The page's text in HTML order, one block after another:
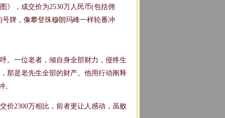
》，成交价为2530万人民币(包括佣
牌，像攀登珠穆朗玛峰一样轮番冲
。一位老者，倾自身全部财力，侵终生
那是老先生全部的财产。他用行动阐释
。
价2300万相比，前者更让人感动，虽败